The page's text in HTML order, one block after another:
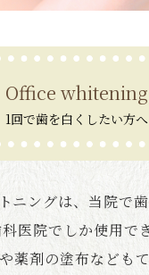
Office whitening
1回で歯を白くしたい方へ
ニングは、当院で
医院でしか使用で
薬剤の塗布なども